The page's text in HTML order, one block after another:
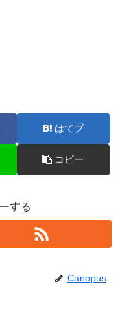
はてブ
コピー
する
Canopus